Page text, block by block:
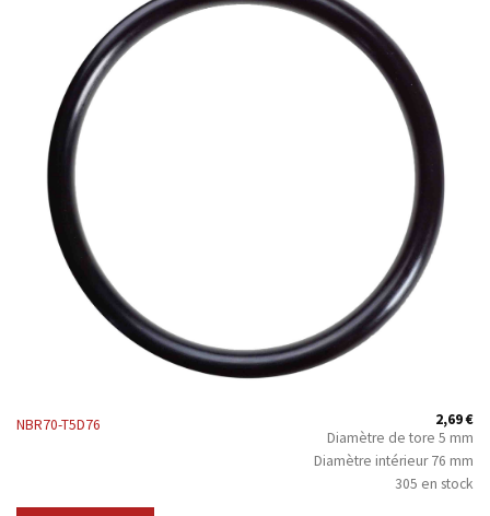
NBR70-T5D76 2,69€
Diamètre de tore 5 mm
Diamètre intérieur 76 mm
305 en stock